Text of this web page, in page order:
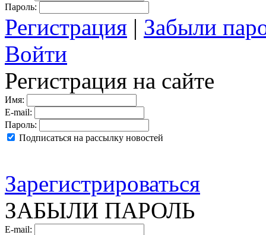
Пароль:
Регистрация | Забыли
Войти
Регистрация на сайте
Имя:
E-mail:
Пароль:
Подписаться на рассылку новостей
Зарегистрироваться
ЗАБЫЛИ ПАРОЛЬ
E-mail: